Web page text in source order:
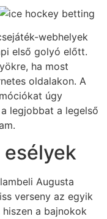
webhelyek
első golyó előtt.
ha most
oldalakon. A
úgy
legjobbat a legelső
esélyek
Augusta
verseny az egyik
a bajnokok